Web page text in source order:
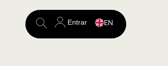
Search
Entrar EN